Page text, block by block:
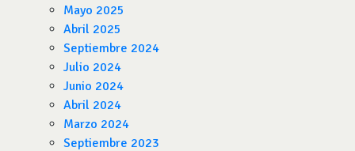
Mayo 2025
Abril 2025
Septiembre 2024
Julio 2024
Junio 2024
Abril 2024
Marzo 2024
Septiembre 2023